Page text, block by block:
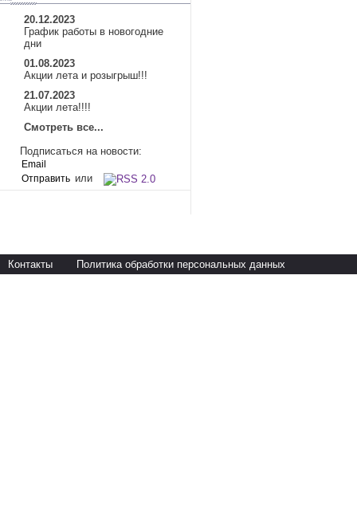
20.12.2023
График работы в новогодние
дни
01.08.2023
Акции лета и розыгрыш!!!
21.07.2023
Акции лета!!!!
Смотреть все...
Подписаться на новости:
или
Контакты Политика обработки персональных данных